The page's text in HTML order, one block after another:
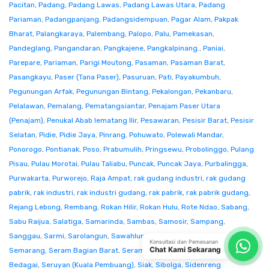
Pacitan, Padang, Padang Lawas, Padang Lawas Utara, Padang
Pariaman, Padangpanjang, Padangsidempuan, Pagar Alam, Pakpak
Bharat, Palangkaraya, Palembang, Palopo, Palu, Pamekasan,
Pandeglang, Pangandaran, Pangkajene, Pangkalpinang., Paniai,
Parepare, Pariaman, Parigi Moutong, Pasaman, Pasaman Barat,
Pasangkayu, Paser (Tana Paser), Pasuruan, Pati, Payakumbuh,
Pegunungan Arfak, Pegunungan Bintang, Pekalongan, Pekanbaru,
Pelalawan, Pemalang, Pematangsiantar, Penajam Paser Utara
(Penajam), Penukal Abab lematang Ilir, Pesawaran, Pesisir Barat, Pesisir
Selatan, Pidie, Pidie Jaya, Pinrang, Pohuwato, Polewali Mandar,
Ponorogo, Pontianak, Poso, Prabumulih, Pringsewu, Probolinggo, Pulang
Pisau, Pulau Morotai, Pulau Taliabu, Puncak, Puncak Jaya, Purbalingga,
Purwakarta, Purworejo, Raja Ampat, rak gudang industri, rak gudang
pabrik, rak industri, rak industri gudang, rak pabrik, rak pabrik gudang,
Rejang Lebong, Rembang, Rokan Hilir, Rokan Hulu, Rote Ndao, Sabang,
Sabu Raijua, Salatiga, Samarinda, Sambas, Samosir, Sampang,
Sanggau, Sarmi, Sarolangun, Sawahlunto
Semarang, Seram Bagian Barat, Seram Bagian Timur,Serang Serdang
Bedagai, Seruyan (Kuala Pembuang), Siak, Sibolga, Sidenreng
Konsultasi dan Pemesanan
Chat Kami Sekarang